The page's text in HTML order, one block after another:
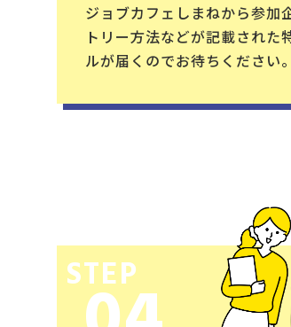
ジョブカフェしまねから参加
トリー方法などが記載された
ルが届くのでお待ちください。
STEP